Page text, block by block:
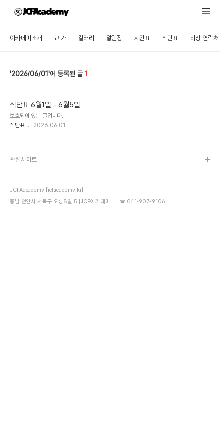
아카데미소개 교 가 갤러리 알림장 시간표 식단표 비상 연락처
2026/06/01 1
식단표 6월1일 - 6월5일
보호되어 있는 글입니다.
식단표
2026.06.01
JCFAacademy [jcfacademy.kr]
충남 천안시 서북구 오성8길 5 [JCF아카데미] ｜ ☎ 041-907-9106
관련사이트